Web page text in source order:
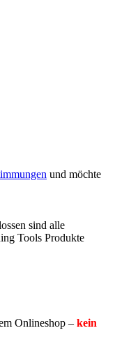
und möchte
sind alle
Tools Produkte
Onlineshop – kein